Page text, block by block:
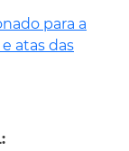
para a
atas das